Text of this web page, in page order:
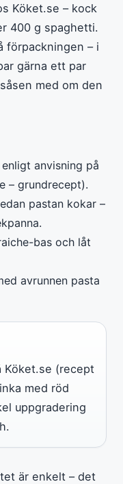
Köket.se – kock
400 g spaghetti.
förpackningen – i
gärna ett par
med om den
anvisning på
– grundrecept).
pastan kokar –
bas och låt
avrunnen pasta
Köket.se (recept
med röd
uppgradering
är enkelt – det